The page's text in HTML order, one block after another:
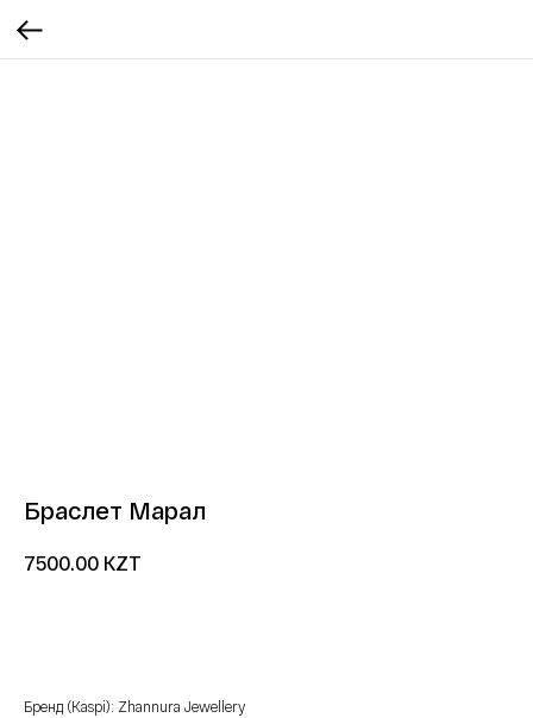
Браслет Марал
7500.00 KZT
Бренд (Kaspi): Zhannura Jewellery